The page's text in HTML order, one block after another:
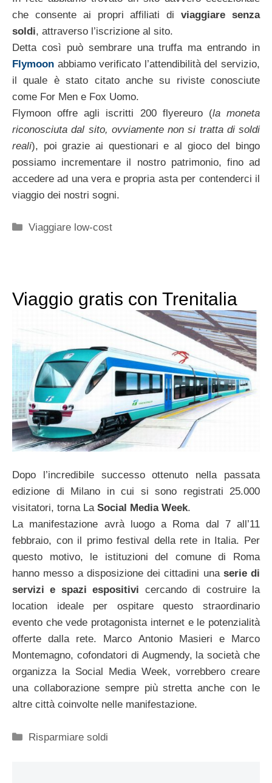
che consente ai propri affiliati diviaggiare senza
soldi, attraverso l’iscrizione al sito.
Detta così può sembrare una truffa ma entrando in
Flymoon abbiamo verificato l’attendibilità del servizio,
il quale è stato citato anche su riviste conosciute
come For Men e Fox Uomo.
Flymoon offre agli iscritti 200 flyereuro (la moneta
riconosciuta dal sito, ovviamente non si tratta di soldi
reali), poi grazie ai questionari e al gioco del bingo
possiamo incrementare il nostro patrimonio, fino ad
accedere ad una vera e propria asta per contenderci il
viaggio dei nostri sogni.
Categorie
Viaggiare low-cost
Viaggio gratis con Trenitalia
Dopo l’incredibile successo ottenuto nella passata
edizione di Milano in cui si sono registrati 25.000
visitatori, torna La Social Media Week.
La manifestazione avrà luogo a Roma dal 7 all’11
febbraio, con il primo festival della rete in Italia. Per
questo motivo, le istituzioni del comune di Roma
hanno messo a disposizione dei cittadini una serie di
servizi e spazi espositivi cercando di costruire la
location ideale per ospitare questo straordinario
evento che vede protagonista internet e le potenzialità
offerte dalla rete. Marco Antonio Masieri e Marco
Montemagno, cofondatori di Augmendy, la società che
organizza la Social Media Week, vorrebbero creare
una collaborazione sempre più stretta anche con le
altre città coinvolte nelle manifestazione.
Categorie
Risparmiare soldi